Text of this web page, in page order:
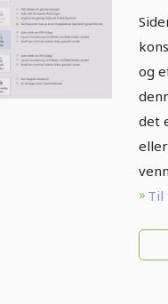
og
det
Til